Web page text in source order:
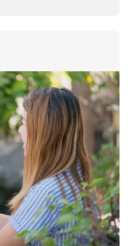
│讀懂父親的
人總是在一次
著孩子一起長
，到獨立自
力養成。爸爸
子每個重要的